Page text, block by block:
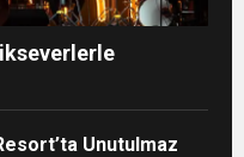
Unutulmaz